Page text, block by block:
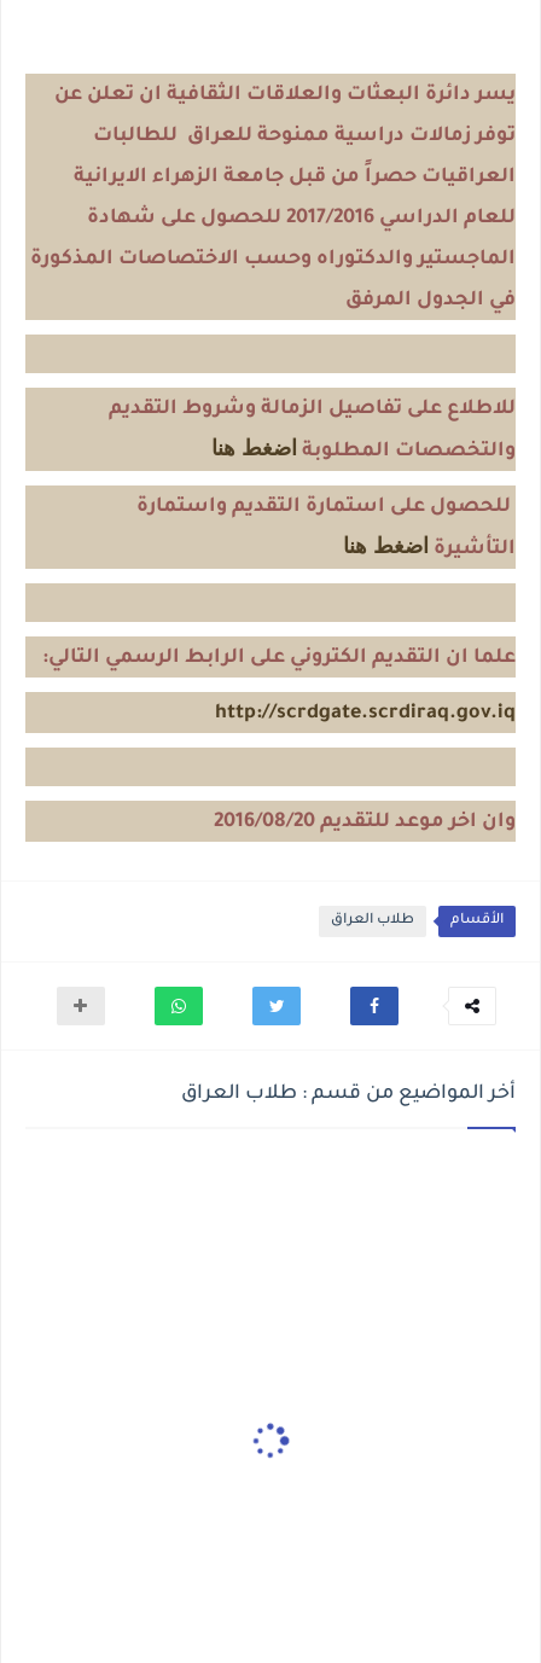
يسر دائرة البعثات والعلاقات الثقافية ان تعلن عن
توفر زمالات دراسية ممنوحة للعراق للطالبات
العراقيات حصراً من قبل جامعة الزهراء الايرانية
للعام الدراسي 2017/2016 للحصول على شهادة
الماجستير والدكتوراه وحسب الاختصاصات المذكورة
في الجدول المرفق
للاطلاع على تفاصيل الزمالة وشروط التقديم
والتخصصات المطلوبة اضغط هنا
للحصول على استمارة التقديم واستمارة
التأشيرة اضغط هنا
علما ان التقديم الكتروني على الرابط الرسمي التالي:
http://scrdgate.scrdiraq.gov.iq
وان اخر موعد للتقديم 2016/08/20
الأقسام طلاب العراق
أخر المواضيع من قسم : طلاب العراق